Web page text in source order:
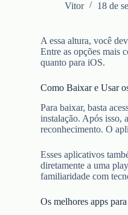
Vitor 18 de
A essa altura, você
Entre as opções mais
quanto para iOS.
Como Baixar e Usar
Para baixar, basta
instalação. Após isso,
reconhecimento. O
Esses aplicativos
diretamente a uma
familiaridade com
Os melhores apps